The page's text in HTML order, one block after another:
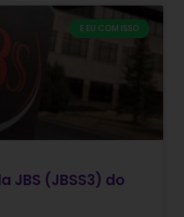
E EU COM ISSO
JBS (JBSS3) do